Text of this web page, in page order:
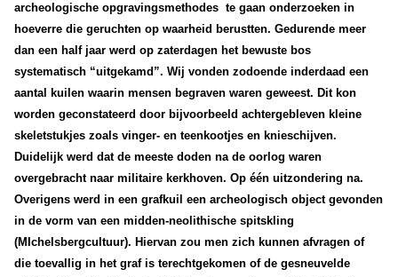
archeologische opgravingsmethodes te gaan onderzoeken in
hoeverre die geruchten op waarheid berustten. Gedurende meer
dan een half jaar werd op zaterdagen het bewuste bos
systematisch “uitgekamd”. Wij vonden zodoende inderdaad een
aantal kuilen waarin mensen begraven waren geweest. Dit kon
worden geconstateerd door bijvoorbeeld achtergebleven kleine
skeletstukjes zoals vinger- en teenkootjes en knieschijven.
Duidelijk werd dat de meeste doden na de oorlog waren
overgebracht naar militaire kerkhoven. Op één uitzondering na.
Overigens werd in een grafkuil een archeologisch object gevonden
in de vorm van een midden-neolithische spitskling
(MIchelsbergcultuur). Hiervan zou men zich kunnen afvragen of
die toevallig in het graf is terechtgekomen of de gesneuvelde